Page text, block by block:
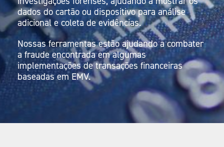
dados do cartão ou dispositivo para análise
adicional e coleta de evidências.
Nossas ferramentas estão ajudando a combater
a fraude encontrada em algumas
implementações de transações financeiras
baseadas em EMV.